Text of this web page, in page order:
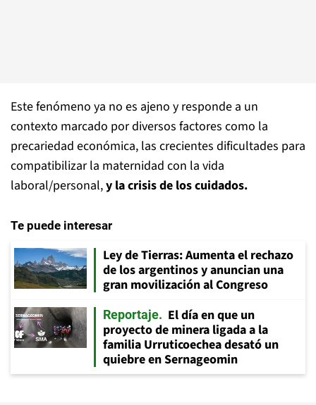
Este fenómeno ya no es ajeno y responde a un
contexto marcado por diversos factores como la
precariedad económica, las crecientes dificultades para
compatibilizar la maternidad con la vida
laboral/personal,y la crisis de los cuidados.
Te puede interesar
Ley de Tierras: Aumenta el rechazo
de los argentinos y anuncian una
gran movilización al Congreso
Reportaje
El día en que un
proyecto de minera ligada a la
familia Urruticoechea desató un
quiebre en Sernageomin